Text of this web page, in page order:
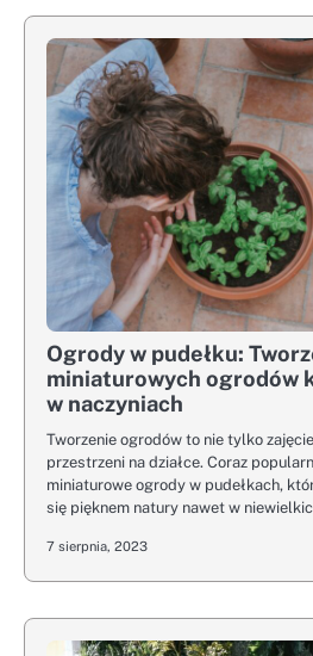
Ogrody w pudełku:
miniaturowych ogrodów
w naczyniach
Tworzenie ogrodów to nie tylko
przestrzeni na działce. Coraz
miniaturowe ogrody w pudełkach,
się pięknem natury nawet w
7 sierpnia, 2023